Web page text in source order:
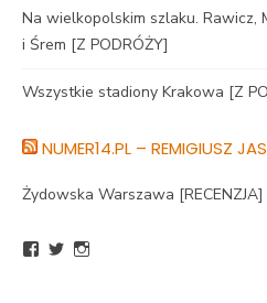
Na wielkopolskim szlaku. Rawicz,
i Śrem [Z PODRÓŻY]
Wszystkie stadiony Krakowa [Z
NUMER14.PL – REMIGIUSZ
Żydowska Warszawa [RECENZJA]
ZobaczZobacz